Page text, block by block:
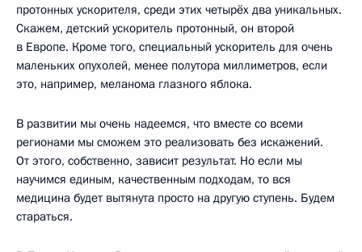
протонных ускорителя, среди этих четырёх два уникальных.
Скажем, детский ускоритель протонный, он второй
в Европе. Кроме того, специальный ускоритель для очень
маленьких опухолей, менее полутора миллиметров, если
это, например, меланома глазного яблока.
В развитии мы очень надеемся, что вместе со всеми
регионами мы сможем это реализовать без искажений.
От этого, собственно, зависит результат. Но если мы
научимся единым, качественным подходам, то вся
медицина будет вытянута просто на другую ступень. Будем
стараться.